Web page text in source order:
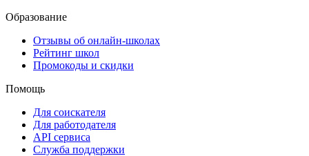
Образование
Отзывы об онлайн-школах
Рейтинг школ
Промокоды и скидки
Помощь
Для соискателя
Для работодателя
API сервиса
Служба поддержки